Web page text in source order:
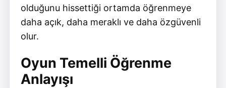
olduğunu hissettiği ortamda öğrenmeye
daha açık, daha meraklı ve daha özgüvenli
olur.
Oyun Temelli Öğrenme
Anlayışı